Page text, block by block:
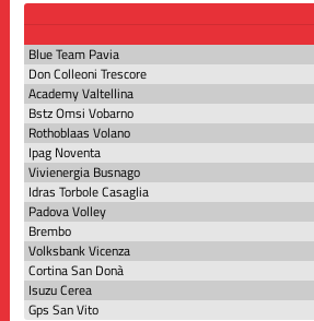
Blue Team Pavia
Don Colleoni Trescore
Academy Valtellina
Bstz Omsi Vobarno
Rothoblaas Volano
Ipag Noventa
Vivienergia Busnago
Idras Torbole Casaglia
Padova Volley
Brembo
Volksbank Vicenza
Cortina San Donà
Isuzu Cerea
Gps San Vito